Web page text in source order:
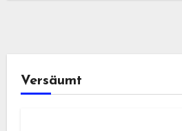
Versäumt